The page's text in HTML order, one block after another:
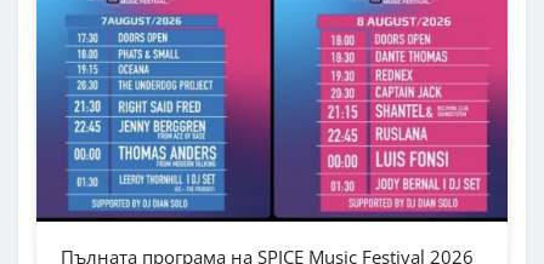
Пълната програма на SPICE Music Festival 2026